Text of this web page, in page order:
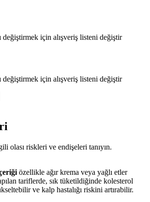
değiştirmek için alışveriş listeni değiştir
değiştirmek için alışveriş listeni değiştir
olası riskleri ve endişeleri tanıyın.
özellikle ağır krema veya yağlı etler
tariflerde, sık tüketildiğinde kolesterol
ve kalp hastalığı riskini artırabilir.